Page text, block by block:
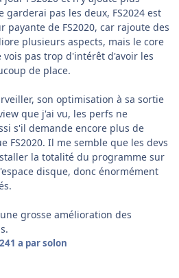
pas les deux, FS2024 est
de FS2020, car rajoute des
plusieurs aspects, mais le core
vois pas trop d'intérêt d'avoir les
de place.
son optimisation à sa sortie
que j'ai vu, les perfs ne
s'il demande encore plus de
FS2020. Il me semble que les devs
la totalité du programme sur
disque, donc énormément
grosse amélioration des
1 a par solon